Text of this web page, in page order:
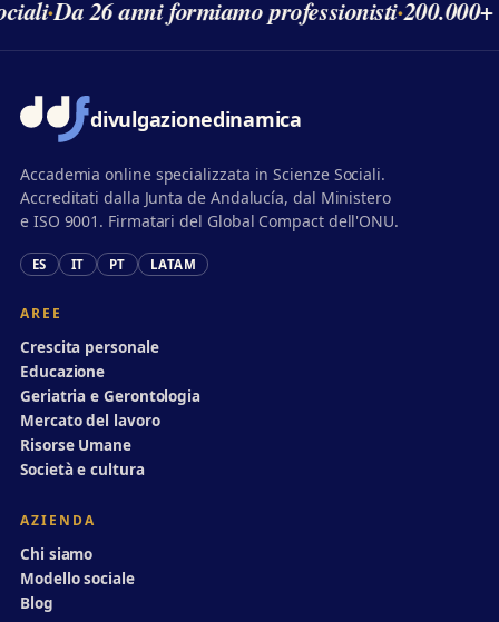
·Da 26 anni formiamo professionisti·200.000+
divulgazionedinamica
Accademia online specializzata in Scienze Sociali.
Accreditati dalla Junta de Andalucía, dal Ministero
e ISO 9001. Firmatari del Global Compact dell'ONU.
ES IT PT LATAM
AREE
Crescita personale
Educazione
Geriatria e Gerontologia
Mercato del lavoro
Risorse Umane
Società e cultura
AZIENDA
Chi siamo
Modello sociale
Blog